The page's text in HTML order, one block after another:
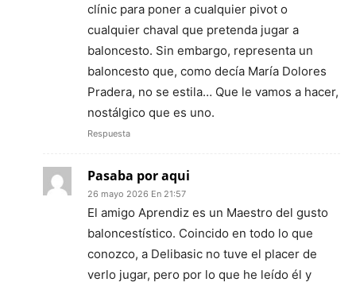
clínic para poner a cualquier pivot o
cualquier chaval que pretenda jugar a
baloncesto. Sin embargo, representa un
baloncesto que, como decía María Dolores
Pradera, no se estila… Que le vamos a hacer,
nostálgico que es uno.
Respuesta
Pasaba por aqui
26 mayo 2026 En 21:57
El amigo Aprendiz es un Maestro del gusto
baloncestístico. Coincido en todo lo que
conozco, a Delibasic no tuve el placer de
verlo jugar, pero por lo que he leído él y